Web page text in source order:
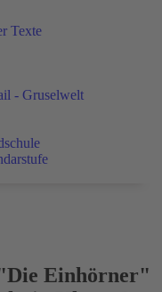
Texte
- Gruselwelt
Einhörner"